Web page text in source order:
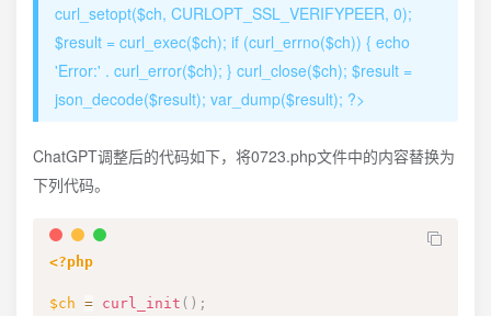
curl_setopt($ch, CURLOPT_SSL_VERIFYPEER, 0);
$result = curl_exec($ch); if (curl_errno($ch)) { echo
'Error:' . curl_error($ch); } curl_close($ch); $result =
json_decode($result); var_dump($result); ?>
ChatGPT调整后的代码如下，将0723.php文件中的内容替换为
下列代码。
<?php
$ch = curl_init ( ) ;